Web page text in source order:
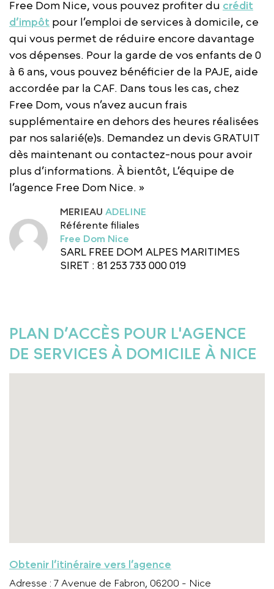
Free Dom Nice, vous pouvez profiter du crédit
d’impôt pour l’emploi de services à domicile, ce
qui vous permet de réduire encore davantage
vos dépenses. Pour la garde de vos enfants de 0
à 6 ans, vous pouvez bénéficier de la PAJE, aide
accordée par la CAF. Dans tous les cas, chez
Free Dom, vous n’avez aucun frais
supplémentaire en dehors des heures réalisées
par nos salarié(e)s. Demandez un devis GRATUIT
dès maintenant ou contactez-nous pour avoir
plus d’informations. À bientôt, L’équipe de
l’agence Free Dom Nice. »
MERIEAU ADELINE
Référente filiales
Free Dom Nice
SARL FREE DOM ALPES MARITIMES
SIRET : 81 253 733 000 019
PLAN D’ACCÈS POUR L'AGENCE
DE SERVICES À DOMICILE À NICE
Obtenir l’itinéraire vers l’agence
Adresse : 7 Avenue de Fabron, 06200 - Nice